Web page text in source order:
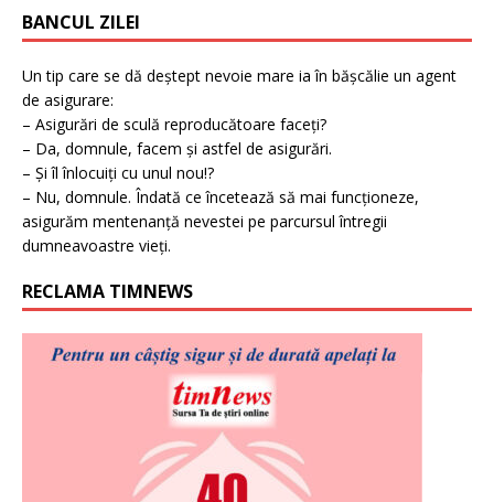
BANCUL ZILEI
Un tip care se dă deștept nevoie mare ia în bășcălie un agent
de asigurare:
– Asigurări de sculă reproducătoare faceți?
– Da, domnule, facem și astfel de asigurări.
– Și îl înlocuiți cu unul nou!?
– Nu, domnule. Îndată ce încetează să mai funcționeze,
asigurăm mentenanță nevestei pe parcursul întregii
dumneavoastre vieți.
RECLAMA TIMNEWS